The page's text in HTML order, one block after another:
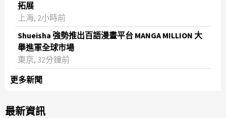
拓展
上海, 2小時前
Shueisha 強勢推出百語漫畫平台 MANGA MILLION 大
舉進軍全球市場
東京, 32分鐘前
更多新聞
最新資訊